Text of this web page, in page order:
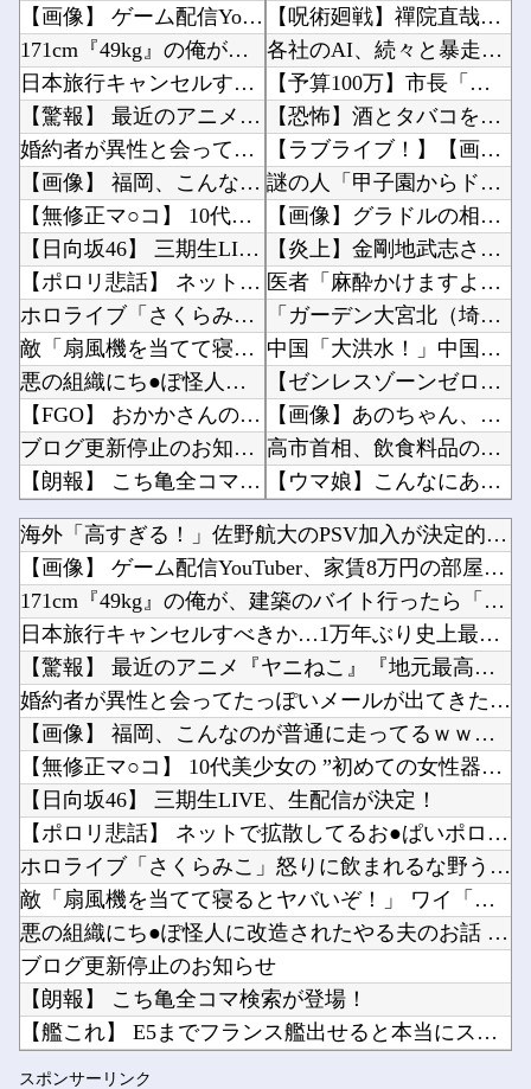
【画像】 ゲーム配信YouTuber、家賃8万円の部屋で深夜配信→管理会社から厳重注意され...
171cm『49kg』の俺が、建築のバイト行ったら「こう」なったｗｗｗ
日本旅行キャンセルすべきか…1万年ぶり史上最大級の火山の兆し＝韓国の反応
【驚報】 最近のアニメ『ヤニねこ』『地元最高！』『みいちゃんと山田さん』『ドカ食いダイスキ...
婚約者が異性と会ってたっぽいメールが出てきたわけだが
【画像】 福岡、こんなのが普通に走ってるｗｗｗｗｗｗｗｗｗｗｗｗｗｗｗｗｗｗｗｗｗｗｗｗｗ...
【無修正マ○コ】 10代美少女の ”初めての女性器脱毛” 動画、エ□すぎて1000万再生さ...
【日向坂46】 三期生LIVE、生配信が決定！
【ポロリ悲話】 ネットで拡散してるお●ぱいポロリ動画、何故か叩かれる・・・
ホロライブ「さくらみこ」怒りに飲まれるな野うさぎ！2ndソロライブで犯行予告「咲き乱れみこ...
敵「扇風機を当てて寝るとヤバいぞ！」 ワイ「大丈夫やろｗｗｗ」扇風機ポチー
悪の組織にち●ぽ怪人に改造されたやる夫のお話 第3話
【FGO】 おかかさんのジャージ式イラスト！！ 赤いジャージが似合ってます！
ブログ更新停止のお知らせ
【朗報】 こち亀全コマ検索が登場！
【艦これ】 E5までフランス艦出せると本当にスゴいよね
【2軍】 DeNA・森敬斗、中堅UZR 8.2時点【 11.6】14球団トップ
【悲報】 めっちゃカメレオンさん、早速パクリゲーが任天堂ストアに登場してしまう……
Powered by livedoor 相互RSS
【呪術廻戦】禪院直哉と真人って、性格も作中での行いも末路も似たような二人なのに人気に差があ...
各社のAI、続々と暴走 勝手に人間のフリをしてサイバー攻撃を仕掛ける事件が相次ぐ他
【予算100万】市長「特定外来生物クビアカは気持ち悪い虫だしそんな需要ないと思う」1匹30...
【恐怖】酒とタバコを愛する日常系女性YouTuber、ガチで体が終わる・・・他
【ラブライブ！】【画像】恥ずかしがるメイちゃんの破壊力ｗｗｗｗｗｗｗｗｗｗ他
謎の人「甲子園からドーム移転ｲﾔｯ！！7回制ｲﾔｯ！！」←じゃあどうすんねん他
【画像】グラドルの相澤仁美さん、実はお尻がどちゃシコすぎたｗｗｗｗｗｗ他
【炎上】金剛地武志さん、高市首相の熊本視察動画に「気○い沙汰だぞ」他
医者「麻酔かけますよー」 わい(全身麻酔に耐えて見せる！うおおおおおお！！！！)他
「ガーデン大宮北（埼玉）」「ニューアサヒ府中四谷店（東京）」が8月16日の営業をもって閉店...
中国「大洪水！」中国ダム「決壊」地元民「公式発表より死者多い！」中国政府「住民拘束！（安否...
【ゼンレスゾーンゼロ】ねんどろいど「セス・ ローウェル」【本日発売】他
【画像】あのちゃん、なんか別人になる?ｗｗｗｗｗｗｗｗｗｗ他
高市首相、飲食料品の消費税1％を閣議決定 ◯◯をチラつかせて財務省を黙らせる他
【ウマ娘】こんなにあった！？ ←「アヤベさんはトプロと “1” 差だぞ」他
【ラブライブ！】【動画】くりぱんせつ菜、はしゃぐ【定期】他
【悲報】男さん、ウォータースライダーで上手く滑れずチューブの中に取り残されてしまうｗｗｗｗ...
日本「沖縄県知事選（9月」一色正春「海難事件追及（検証」八重山日報「抗議団体が危険航行（生...
【動画】注文するとヘルメット装着→鈍器で頭を殴られるチェコのバーｗｗｗｗ他
【ニュース】高市内閣、在日外国人の生活保護にメス！！！！他
ホーム画面が一番良かったハード他
【にじ甲2026】月ノ美兎、卯月コウ、夜牛詩乃らによる甲子園とかも見たくはある他
グラボそんなにすぐ壊れる？他
Powered by livedoor 相互RSS
海外「高すぎる！」佐野航大のPSV加入が決定的になり海外大騒...
【画像】 ゲーム配信YouTuber、家賃8万円の部屋で深夜...
171cm『49kg』の俺が、建築のバイト行ったら「こう」な...
日本旅行キャンセルすべきか…1万年ぶり史上最大級の火山の兆し...
【驚報】 最近のアニメ『ヤニねこ』『地元最高！』『みいちゃん...
婚約者が異性と会ってたっぽいメールが出てきたわけだが
【画像】 福岡、こんなのが普通に走ってるｗｗｗｗｗｗｗｗｗｗ...
【無修正マ○コ】 10代美少女の ”初めての女性器脱毛” 動...
【日向坂46】 三期生LIVE、生配信が決定！
【ポロリ悲話】 ネットで拡散してるお●ぱいポロリ動画、何故か...
ホロライブ「さくらみこ」怒りに飲まれるな野うさぎ！2ndソロ...
敵「扇風機を当てて寝るとヤバいぞ！」 ワイ「大丈夫やろｗｗｗ...
悪の組織にち●ぽ怪人に改造されたやる夫のお話 第3話
ブログ更新停止のお知らせ
【朗報】 こち亀全コマ検索が登場！
【艦これ】 E5までフランス艦出せると本当にスゴいよね
【2軍】 DeNA・森敬斗、中堅UZR 8.2時点【 11....
スポンサーリンク